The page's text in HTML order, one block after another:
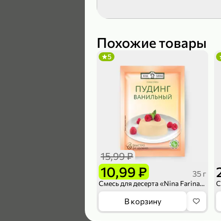
Похожие товары
10,99 ₽
15,99 ₽
35 г
Смесь для десерта «Nina Farina» «Пудинг ванильный», 35 г
5
В корзину
189,99 ₽
149,99 ₽
169,99 ₽
4,6